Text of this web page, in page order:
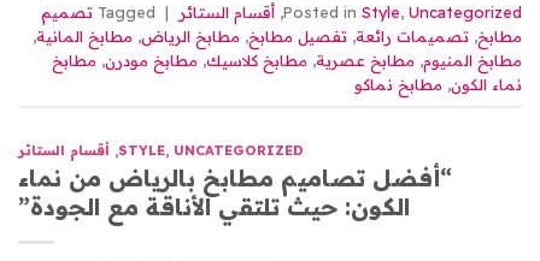
Posted in Style, Uncategorized
, أقسام الستائر |
Tagged تصميم
مطابخ, تصميمات رائعة, تفصيل مطابخ, مطابخ الرياض, مطابخ المانية,
مطابخ المنيوم, مطابخ عصرية, مطابخ كلاسيك, مطابخ مودرن, مطابخ
نماء الكون, مطابخ نماكو
STYLE UNCATEGORIZED أقسام الستائر
“أفضل تصاميم مطابخ بالرياض من نماء
الكون: حيث تلتقي الأناقة مع الجودة”